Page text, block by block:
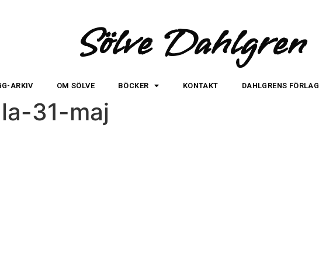
Sölve Dahlgren
ARKIV OM SÖLVE BÖCKER KONTAKT DAHLGRENS FÖRLAG
31-maj